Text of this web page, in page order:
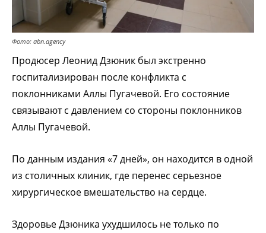
Фото: abn.agency
Продюсер Леонид Дзюник был экстренно
госпитализирован после конфликта с
поклонниками Аллы Пугачевой. Его состояние
связывают с давлением со стороны поклонников
Аллы Пугачевой.
По данным издания «7 дней», он находится в одной
из столичных клиник, где перенес серьезное
хирургическое вмешательство на сердце.
Здоровье Дзюника ухудшилось не только по